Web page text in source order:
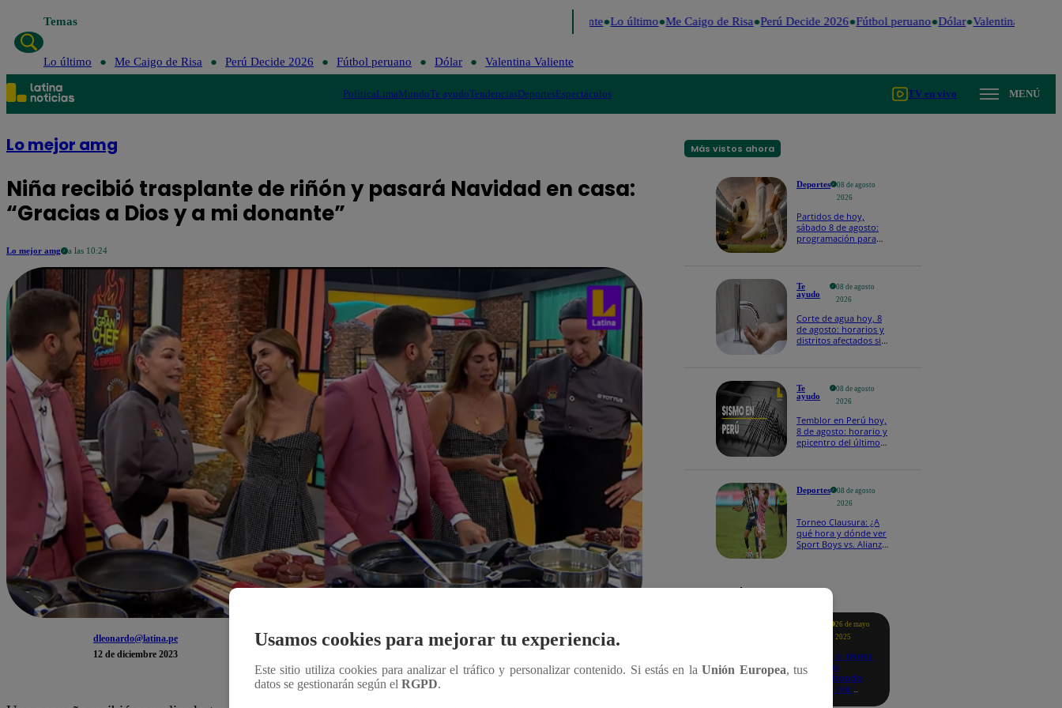
Temas Valentina Valiente Lo último Me Caigo de Risa Perú Decide 2026 Fútbol peruano Dólar Valentina Valiente
Lo último Me Caigo de Risa Perú Decide 2026 Fútbol peruano Dólar Valentina Valiente
PolíticaLimaMundoTe ayudoTendenciasDeportesEspectáculos TV en vivo MENÚ
Lo mejor amg
Niña recibió trasplante de riñón y pasará Navidad en casa:
“Gracias a Dios y a mi donante”
Lo mejor amg a las 10:24
dleonardo@latina.pe
12 de diciembre 2023
Compartir
Más vistos ahora
Deportes
08 de agosto
2026
Partidos de hoy,
sábado 8 de agosto:
programación para
Te
ayudo
08 de agosto
2026
Corte de agua hoy, 8
de agosto: horarios y
distritos afectados sin
Te
ayudo
08 de agosto
2026
Temblor en Perú hoy,
8 de agosto: horario y
epicentro del último
Deportes
08 de agosto
2026
Torneo Clausura: ¿A
qué hora y dónde ver
Sport Boys vs. Alianza
Destacados
26 de mayo
2025
Revisa si tienes
deudas
consultando
con tu DNI:
Usamos cookies para mejorar tu experiencia.
Este sitio utiliza cookies para analizar el tráfico y personalizar contenido. Si estás en laUnión Europea, tus
datos se gestionarán según el RGPD.